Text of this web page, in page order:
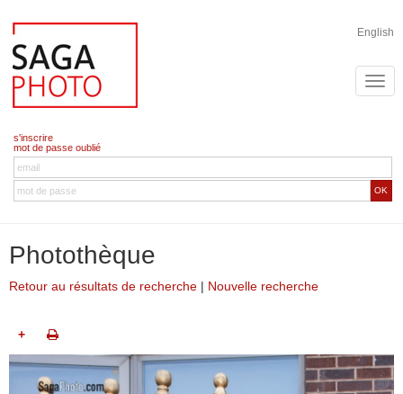
English
s'inscrire
mot de passe oublié
OK
Photothèque
Retour au résultats de recherche | Nouvelle recherche
+